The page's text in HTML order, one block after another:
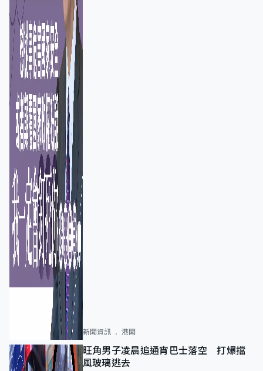
新聞資訊 港聞
旺角男子凌晨追通宵巴士落空 打爆擋
風玻璃逃去